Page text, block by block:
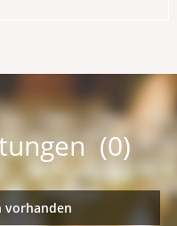
(0)
vorhanden